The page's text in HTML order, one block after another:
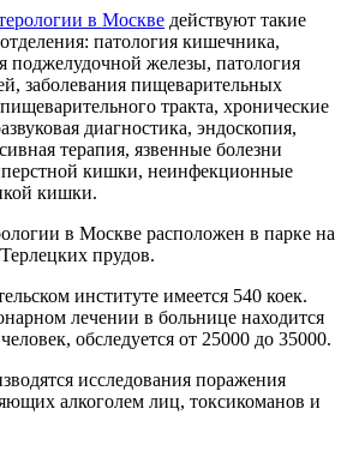
в Москве действуют такие
патология кишечника,
поджелудочной железы, патология
заболевания пищеварительных
тракта, хронические
диагностика, эндоскопия,
терапия, язвенные болезни
кишки, неинфекционные
кишки.
в Москве расположен в парке на
прудов.
институте имеется 540 коек.
лечении в больнице находится
обследуется от 25000 до 35000.
исследования поражения
алкоголем лиц, токсикоманов и